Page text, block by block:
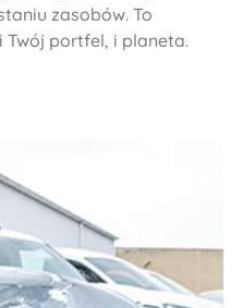
zasobów. To
portfel, i planeta.